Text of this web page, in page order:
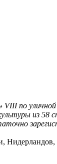
по
из